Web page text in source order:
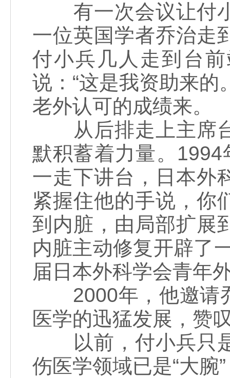
有一次会议让付小
一位英国学者乔治走
付小兵几人走到台
说：“这是我资助来的
老外认可的成绩来。
从后排走上主席台
默积蓄着力量。
一走下讲台，日本外
紧握住他的手说，你
到内脏，由局部扩展
内脏主动修复开辟了
届日本外科学会青年
2000年，他邀请乔
医学的迅猛发展，赞
以前，付小兵只是
伤医学领域已是“大腕